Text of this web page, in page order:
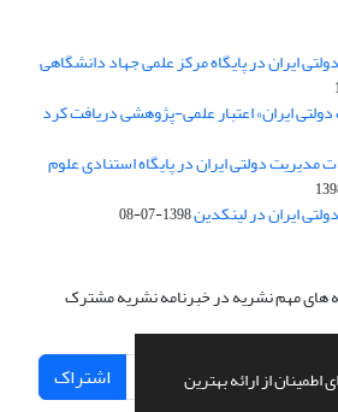
از ارائه بهترین
ایران در پایگاه مرکز علمی جهاد دانشگاهی
ایران» اعتبار علمی-پژوهشی دریافت کرد
مدیریت دولتی ایران در پایگاه استنادی علوم
ایران در لینکدین1398-07-08
های مهم نشریه در خبرنامه نشریه مشترک
اشتراک